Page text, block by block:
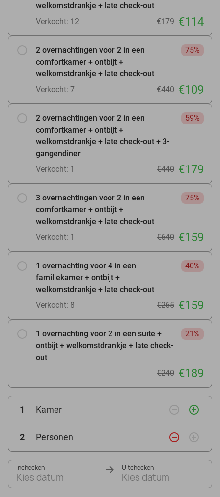
welkomstdrankje + late check-out
Verkocht: 12 €179 €114
2 overnachtingen voor 2 in een
comfortkamer + ontbijt +
welkomstdrankje + late check-out
75%
Verkocht: 7 €440 €109
2 overnachtingen voor 2 in een
comfortkamer + ontbijt +
welkomstdrankje + late check-out + 3-
gangendiner
59%
Verkocht: 1 €440 €179
3 overnachtingen voor 2 in een
comfortkamer + ontbijt +
welkomstdrankje + late check-out
75%
Verkocht: 1 €640 €159
1 overnachting voor 4 in een
familiekamer + ontbijt +
welkomstdrankje + late check-out
40%
Verkocht: 8 €265 €159
1 overnachting voor 2 in een suite +
ontbijt + welkomstdrankje + late check-
out
21%
€240 €189
1 Kamer remove_circle_outline add_circle_outline
2 Personen remove_circle_outline add_circle_outline
Inchecken
Kies datum
Uitchecken
Kies datum